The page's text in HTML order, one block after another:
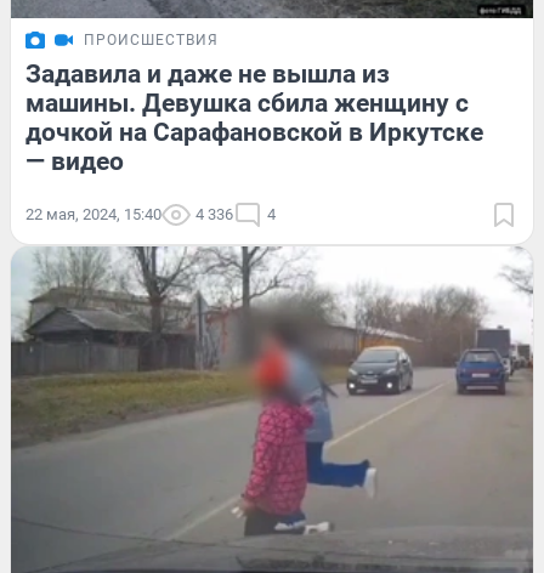
ПРОИСШЕСТВИЯ
Задавила и даже не вышла из
машины. Девушка сбила женщину с
дочкой на Сарафановской в Иркутске
— видео
22 мая, 2024, 15:40 4 336 4